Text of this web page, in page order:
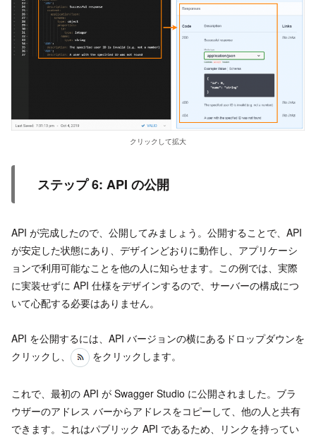
クリックして拡大
ステップ 6: API の公開
API が完成したので、公開してみましょう。公開することで、API
が安定した状態にあり、デザインどおりに動作し、アプリケーシ
ョンで利用可能なことを他の人に知らせます。この例では、実際
に実装せずに API 仕様をデザインするので、サーバーの構成につ
いて心配する必要はありません。
API を公開するには、API バージョンの横にあるドロップダウンを
クリックし、
をクリックします。
これで、最初の API が Swagger Studio に公開されました。ブラ
ウザーのアドレス バーからアドレスをコピーして、他の人と共有
できます。これはパブリック API であるため、リンクを持ってい